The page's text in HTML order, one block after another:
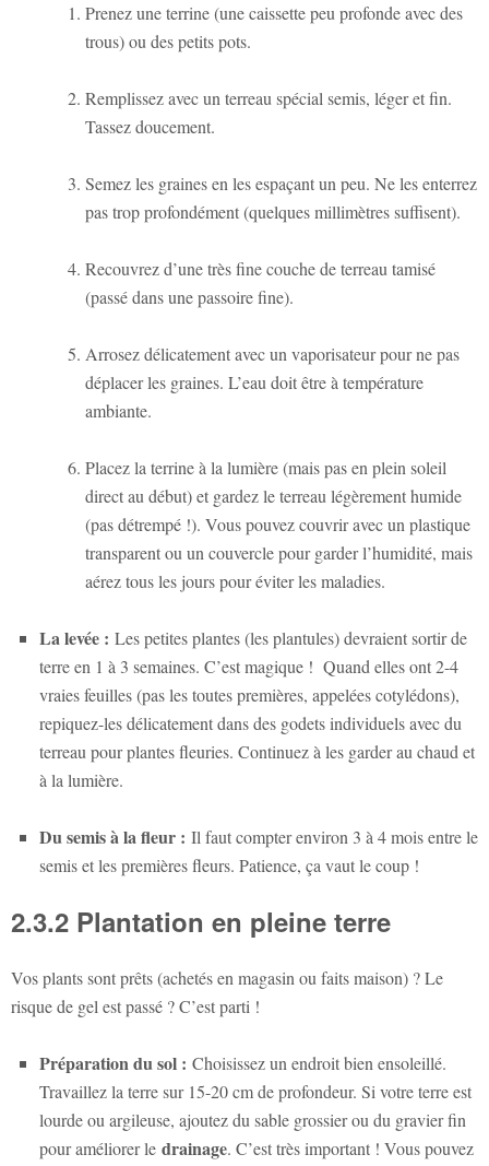
Prenez une terrine (une caissette peu profonde avec des
trous) ou des petits pots.
Remplissez avec un terreau spécial semis, léger et fin.
Tassez doucement.
Semez les graines en les espaçant un peu. Ne les enterrez
pas trop profondément (quelques millimètres suffisent).
Recouvrez d’une très fine couche de terreau tamisé
(passé dans une passoire fine).
Arrosez délicatement avec un vaporisateur pour ne pas
déplacer les graines. L’eau doit être à température
ambiante.
Placez la terrine à la lumière (mais pas en plein soleil
direct au début) et gardez le terreau légèrement humide
(pas détrempé !). Vous pouvez couvrir avec un plastique
transparent ou un couvercle pour garder l’humidité, mais
aérez tous les jours pour éviter les maladies.
La levée : Les petites plantes (les plantules) devraient sortir de
terre en 1 à 3 semaines. C’est magique ! Quand elles ont 2-4
vraies feuilles (pas les toutes premières, appelées cotylédons),
repiquez-les délicatement dans des godets individuels avec du
terreau pour plantes fleuries. Continuez à les garder au chaud et
à la lumière.
Du semis à la fleur : Il faut compter environ 3 à 4 mois entre le
semis et les premières fleurs. Patience, ça vaut le coup !
2.3.2 Plantation en pleine terre
Vos plants sont prêts (achetés en magasin ou faits maison) ? Le
risque de gel est passé ? C’est parti !
Préparation du sol : Choisissez un endroit bien ensoleillé.
Travaillez la terre sur 15-20 cm de profondeur. Si votre terre est
lourde ou argileuse, ajoutez du sable grossier ou du gravier fin
pour améliorer le drainage. C’est très important ! Vous pouvez